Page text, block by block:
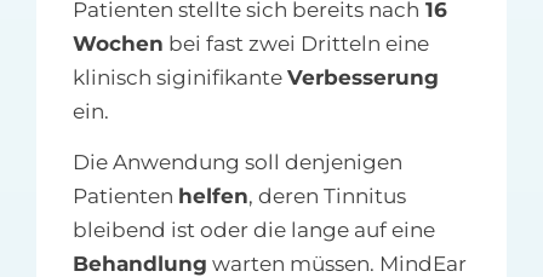
Patienten stellte sich bereits nach 16
Wochen bei fast zwei Dritteln eine
klinisch siginifikante Verbesserung
ein.
Die Anwendung soll denjenigen
Patienten helfen, deren Tinnitus
bleibend ist oder die lange auf eine
Behandlung warten müssen. MindEar